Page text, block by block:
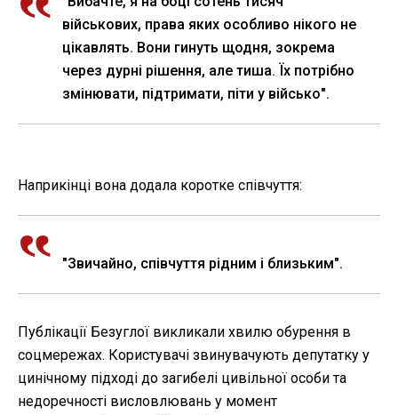
військових, права яких особливо нікого не
цікавлять. Вони гинуть щодня, зокрема
через дурні рішення, але тиша. Їх потрібно
змінювати, підтримати, піти у військо".
Наприкінці вона додала коротке співчуття:
"Звичайно, співчуття рідним і близьким".
Публікації Безуглої викликали хвилю обурення в
соцмережах. Користувачі звинувачують депутатку у
цинічному підході до загибелі цивільної особи та
недоречності висловлювань у момент